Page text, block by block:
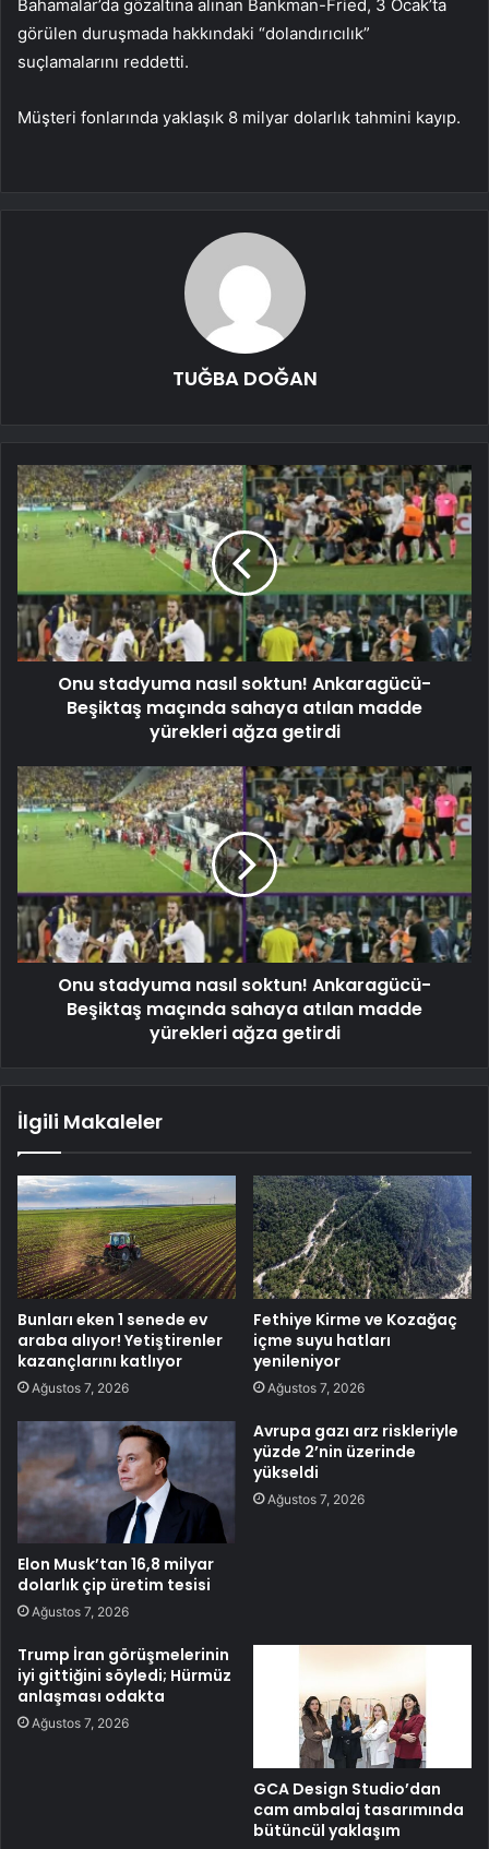
Bahamalar’da gözaltına alınan Bankman-Fried, 3 Ocak’ta
görülen duruşmada hakkındaki “dolandırıcılık”
suçlamalarını reddetti.
Müşteri fonlarında yaklaşık 8 milyar dolarlık tahmini kayıp.
TUĞBA DOĞAN
Onu stadyuma nasıl soktun! Ankaragücü-
Beşiktaş maçında sahaya atılan madde
yürekleri ağza getirdi
Onu stadyuma nasıl soktun! Ankaragücü-
Beşiktaş maçında sahaya atılan madde
yürekleri ağza getirdi
İlgili Makaleler
Bunları eken 1 senede ev
araba alıyor! Yetiştirenler
kazançlarını katlıyor
Ağustos 7, 2026
Fethiye Kirme ve Kozağaç
içme suyu hatları
yenileniyor
Ağustos 7, 2026
Elon Musk’tan 16,8 milyar
dolarlık çip üretim tesisi
Ağustos 7, 2026
Avrupa gazı arz riskleriyle
yüzde 2’nin üzerinde
yükseldi
Ağustos 7, 2026
Trump İran görüşmelerinin
iyi gittiğini söyledi; Hürmüz
anlaşması odakta
Ağustos 7, 2026
GCA Design Studio’dan
cam ambalaj tasarımında
bütüncül yaklaşım